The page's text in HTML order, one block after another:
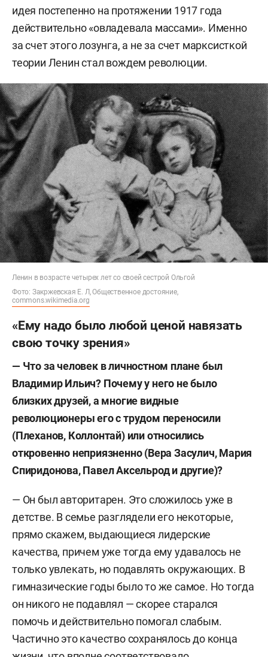
идея постепенно на протяжении 1917 года
действительно «овладевала массами». Именно
за счет этого лозунга, а не за счет марксисткой
теории Ленин стал вождем революции.
Ленин в возрасте четырех лет со своей сестрой Ольгой
Фото: Закржевская Е. Л, Общественное достояние,
commons.wikimedia.org
«Ему надо было любой ценой навязать
свою точку зрения»
— Что за человек в личностном плане был
Владимир Ильич? Почему у него не было
близких друзей, а многие видные
революционеры его с трудом переносили
(Плеханов, Коллонтай) или относились
откровенно неприязненно (Вера Засулич, Мария
Спиридонова, Павел Аксельрод и другие)?
— Он был авторитарен. Это сложилось уже в
детстве. В семье разглядели его некоторые,
прямо скажем, выдающиеся лидерские
качества, причем уже тогда ему удавалось не
только увлекать, но подавлять окружающих. В
гимназические годы было то же самое. Но тогда
он никого не подавлял — скорее старался
помочь и действительно помогал слабым.
Частично это качество сохранялось до конца